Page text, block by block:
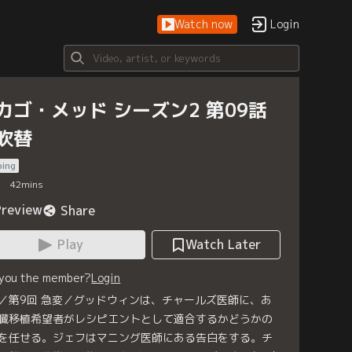
Watch now Login
ゴ・メッド シーズン2 第09話
替
42mins
Share
Play
Watch Later
the member?Login
第9回 急変／グッドウィンは、チャールズ医師に、あ
移植希望者がレシピエントとして適合するかどうかの
任せる。ジェフはマニング医師にある告白をする。チ